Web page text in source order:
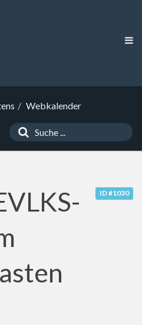
Webkalender
ID #1030